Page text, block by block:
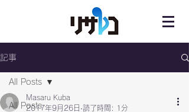
記事
All Posts
All Posts
Masaru Kuba
2017年9月26日 読了時間: 1分